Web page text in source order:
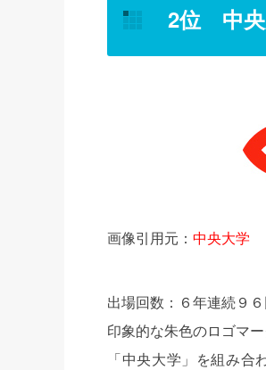
2位 中
画像引用元： 中央大学
出場回数：６年連続９６
印象的な朱色のロゴマ
「中央大学」を組み